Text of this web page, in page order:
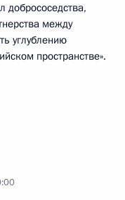
добрососедства,
между
углублению
пространстве».